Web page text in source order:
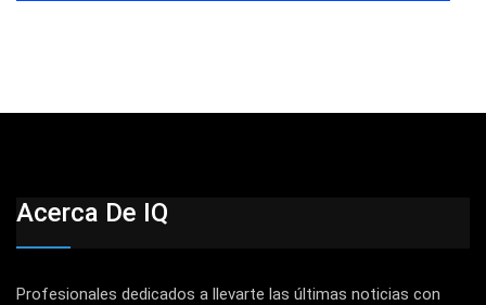
Acerca De IQ
Profesionales dedicados a llevarte las últimas noticias con